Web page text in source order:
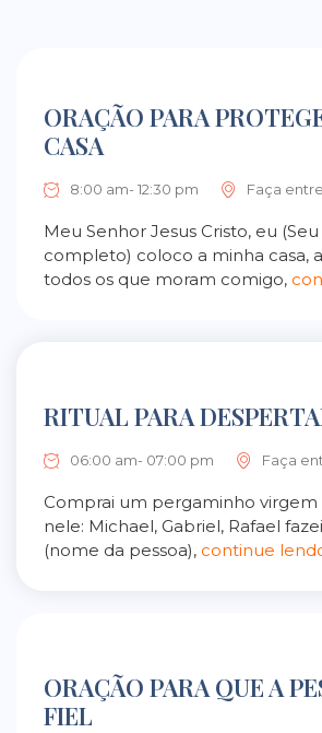
ORAÇÃO PARA
CASA
8:00 am- 12:30 pm Faça
Meu Senhor Jesus Cristo, eu
completo) coloco a minha casa,
todos os que moram comigo,
RITUAL PARA
06:00 am- 07:00 pm Faça
Comprai um pergaminho virgem
nele: Michael, Gabriel, Rafael
(nome da pessoa), continue
ORAÇÃO PARA QUE A
FIEL